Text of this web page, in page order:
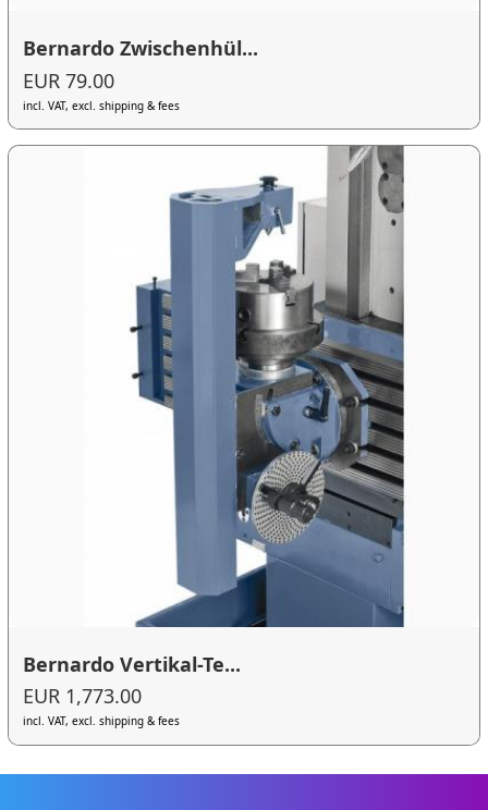
Bernardo Zwischenhül...
EUR 79.00
incl. VAT, excl. shipping & fees
Bernardo Vertikal-Te...
EUR 1,773.00
incl. VAT, excl. shipping & fees